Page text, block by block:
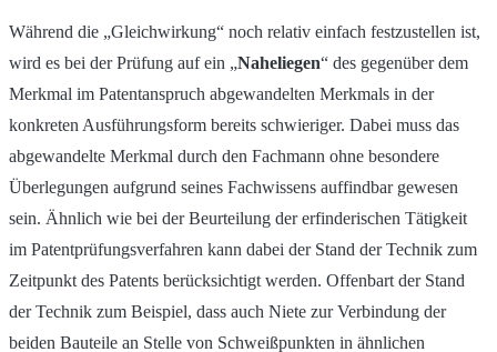
Während die „Gleichwirkung“ noch relativ einfach festzustellen ist,
wird es bei der Prüfung auf ein „Naheliegen“ des gegenüber dem
Merkmal im Patentanspruch abgewandelten Merkmals in der
konkreten Ausführungsform bereits schwieriger. Dabei muss das
abgewandelte Merkmal durch den Fachmann ohne besondere
Überlegungen aufgrund seines Fachwissens auffindbar gewesen
sein. Ähnlich wie bei der Beurteilung der erfinderischen Tätigkeit
im Patentprüfungsverfahren kann dabei der Stand der Technik zum
Zeitpunkt des Patents berücksichtigt werden. Offenbart der Stand
der Technik zum Beispiel, dass auch Niete zur Verbindung der
beiden Bauteile an Stelle von Schweißpunkten in ähnlichen